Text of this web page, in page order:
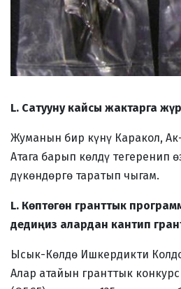
L. Сатууну кайсы жактарга
Жуманын бир күнү Каракол, Ак-
Атага барып көлдү тегеренип
дүкөндөргө таратып чыгам.
L. Көптөгөн гранттык
дедиңиз алардан кантип
Ысык-Көлдө Ишкердикти
Алар атайын гранттык